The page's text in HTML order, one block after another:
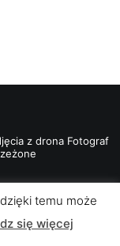
z drona Fotograf
temu może
się więcej